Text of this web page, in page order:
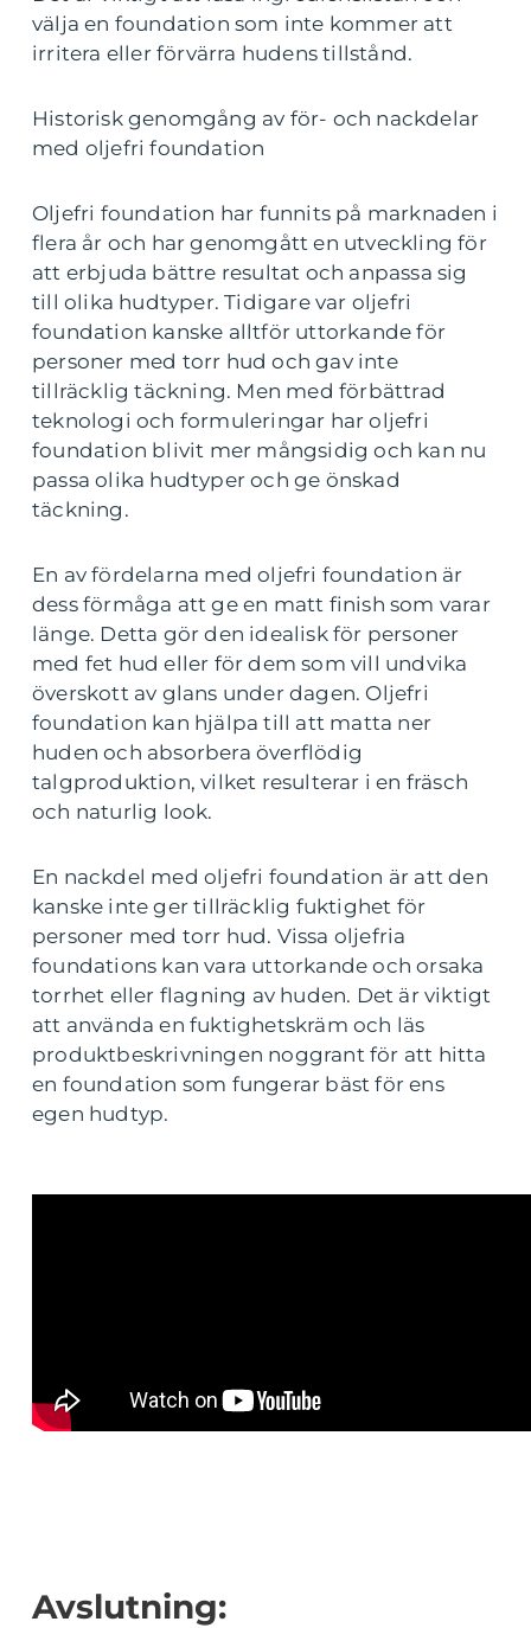
välja en foundation som inte kommer att
irritera eller förvärra hudens tillstånd.
Historisk genomgång av för- och nackdelar
med oljefri foundation
Oljefri foundation har funnits på marknaden i
flera år och har genomgått en utveckling för
att erbjuda bättre resultat och anpassa sig
till olika hudtyper. Tidigare var oljefri
foundation kanske alltför uttorkande för
personer med torr hud och gav inte
tillräcklig täckning. Men med förbättrad
teknologi och formuleringar har oljefri
foundation blivit mer mångsidig och kan nu
passa olika hudtyper och ge önskad
täckning.
En av fördelarna med oljefri foundation är
dess förmåga att ge en matt finish som varar
länge. Detta gör den idealisk för personer
med fet hud eller för dem som vill undvika
överskott av glans under dagen. Oljefri
foundation kan hjälpa till att matta ner
huden och absorbera överflödig
talgproduktion, vilket resulterar i en fräsch
och naturlig look.
En nackdel med oljefri foundation är att den
kanske inte ger tillräcklig fuktighet för
personer med torr hud. Vissa oljefria
foundations kan vara uttorkande och orsaka
torrhet eller flagning av huden. Det är viktigt
att använda en fuktighetskräm och läs
produktbeskrivningen noggrant för att hitta
en foundation som fungerar bäst för ens
egen hudtyp.
Avslutning: